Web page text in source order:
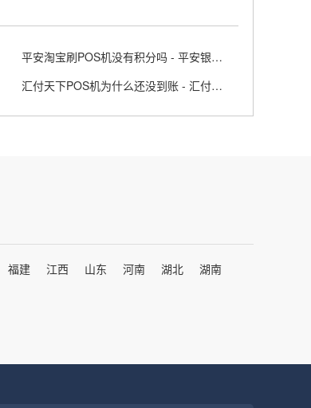
平安淘宝刷POS机没有积分吗 - 平安银行信用卡pos机
汇付天下POS机为什么还没到账 - 汇付天下poss机
福建 江西 山东 河南 湖北
湖南